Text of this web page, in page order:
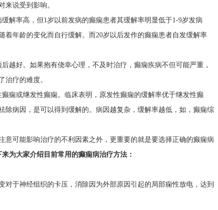
来说受到影响。
解率高，但1岁以前发病的癫痫患者其缓解率明显低于1-9岁发病
着年龄的变化而自行缓解。而20岁以后发作的癫痫患者自发缓解率
越好。如果抱有侥幸心理，不及时治疗，癫痫疾病不但可能严重，
治疗的难度。
痫或继发性癫痫。临床表明，原发性癫痫的缓解率优于继发性癫
除病因，是可以得到缓解的。病因越复杂，缓解率越低，如，癫痫综
意可能影响治疗的不利因素之外，更重要的就是要选择正确的癫痫病
为大家介绍目前常用的癫痫病治疗方法：
对于神经组织的卡压，消除因为外部原因引起的局部痫性放电，达到